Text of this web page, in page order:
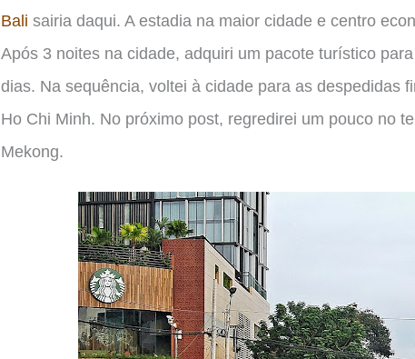
Bali sairia daqui. A estadia na maior cidade e centro
Após 3 noites na cidade, adquiri um pacote turístico
dias. Na sequência, voltei à cidade para as despedidas
Ho Chi Minh. No próximo post, regredirei um pouco no
Mekong.